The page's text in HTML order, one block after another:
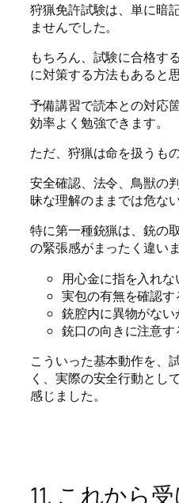
狩猟免許試験は、単に暗
ませんでした。
もちろん、試験に合格す
に対策する方法もあると思
予備講習で読本との対応
効率よく勉強できます。
ただ、狩猟は命を扱うもの
安全確認、法令、鳥獣の
昧な理解のままでは危な
特に第一種銃猟は、銃の
の緊張感がまったく違いま
用心金に指を入れな
実包の有無を確認す
銃腔内に異物がない
銃口の向きに注意す
こういった基本動作を、
く、実際の安全行動とし
感じました。
11. これから